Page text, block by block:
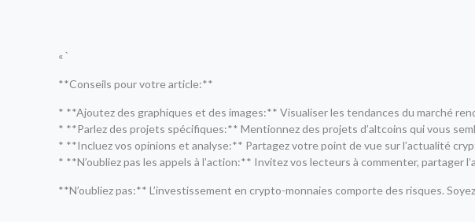
« `
**Conseils pour votre article:**
* **Ajoutez des graphiques et des images:** Visualiser les tendances du marché
* **Parlez des projets spécifiques:** Mentionnez des projets d’altcoins qui vous
* **Incluez vos opinions et analyse:** Partagez votre point de vue sur l’actualité
* **N’oubliez pas les appels à l’action:** Invitez vos lecteurs à commenter, partager
**N’oubliez pas:** L’investissement en crypto-monnaies comporte des risques.